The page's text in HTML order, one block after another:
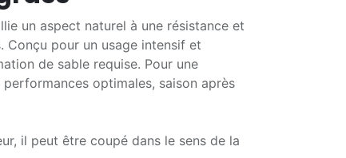
un aspect naturel à une résistance et
Conçu pour un usage intensif et
de sable requise. Pour une
optimales, saison après
il peut être coupé dans le sens de la